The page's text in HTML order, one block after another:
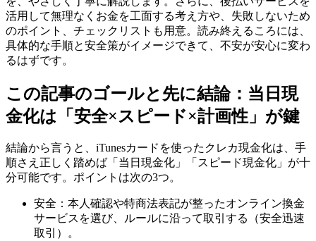
活用して無理なくお金を工面する考え方や、失敗しないため
のポイント、チェックリストも用意。読み終えるころには、
具体的な手順と安全策がイメージできて、不安が安心に変わ
るはずです。
この記事のゴールと先に結論：当日現
金化は「安全×スピード×計画性」が鍵
結論から言うと、iTunesカードを使ったクレカ現金化は、手
順さえ正しく踏めば「当日現金化」「スピード現金化」が十
分可能です。ポイントは次の3つ。
安全：本人確認や特商法表記が整ったオンライン換金
サービスを選び、ルールに沿って取引する（安全迅速
取引）。